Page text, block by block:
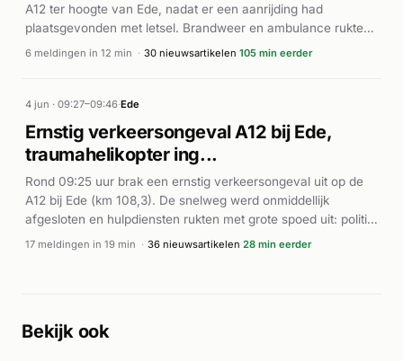
A12 ter hoogte van Ede, nadat er een aanrijding had
plaatsgevonden met letsel. Brandweer en ambulance rukten
met spoed uit naar de locatie (P1). Het voertuig stond in
kilometerslange file, met name in de richting van Arnhem. De
brand werd ter plaatse geblust. Over het aantal gewonden en
de exacte afloop zijn geen verdere details bekend.
6 meldingen in 12 min · 30 nieuwsartikelen 105 min eerder
4 jun · 09:27–09:46·Ede
Ernstig verkeersongeval A12 bij Ede,
traumahelikopter ing...
Rond 09:25 uur brak een ernstig verkeersongeval uit op de
A12 bij Ede (km 108,3). De snelweg werd onmiddellijk
afgesloten en hulpdiensten rukten met grote spoed uit: politie,
brandweer en meerdere ambulances ter plaatse, gevolgd
bleef uren afgesloten voor bergings- en
17 meldingen in 19 min · 36 nieuwsartikelen 28 min eerder
Bekijk ook